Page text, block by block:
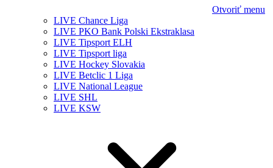
Otvoriť menu
LIVE Chance Liga
LIVE PKO Bank Polski Ekstraklasa
LIVE Tipsport ELH
LIVE Tipsport liga
LIVE Hockey Slovakia
LIVE Betclic 1 Liga
LIVE National League
LIVE SHL
LIVE KSW